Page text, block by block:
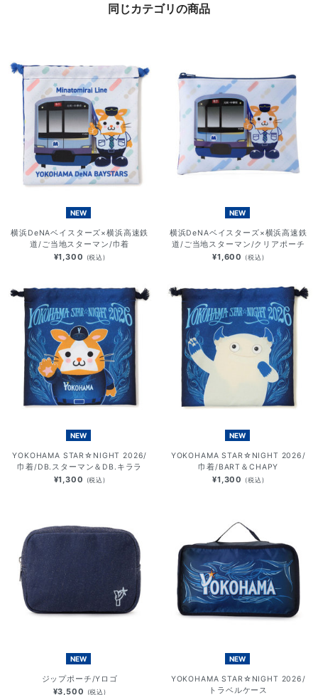
同じカテゴリの商品
NEW
横浜DeNAベイスターズ×横浜高速鉄
道/ご当地スターマン/巾着
¥1,300 (税込)
NEW
横浜DeNAベイスターズ×横浜高速鉄
道/ご当地スターマン/クリアポーチ
¥1,600 (税込)
NEW
YOKOHAMA STAR☆NIGHT 2026/
巾着/DB.スターマン＆DB.キララ
¥1,300 (税込)
NEW
YOKOHAMA STAR☆NIGHT 2026/
巾着/BART＆CHAPY
¥1,300 (税込)
NEW
ジップポーチ/Yロゴ
¥3,500 (税込)
NEW
YOKOHAMA STAR☆NIGHT 2026/
トラベルケース